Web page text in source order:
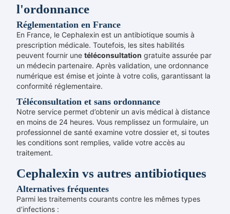
l'ordonnance
Réglementation en France
En France, le Cephalexin est un antibiotique soumis à
prescription médicale. Toutefois, les sites habilités
peuvent fournir une téléconsultation gratuite assurée par
un médecin partenaire. Après validation, une ordonnance
numérique est émise et jointe à votre colis, garantissant la
conformité réglementaire.
Téléconsultation et sans ordonnance
Notre service permet d’obtenir un avis médical à distance
en moins de 24 heures. Vous remplissez un formulaire, un
professionnel de santé examine votre dossier et, si toutes
les conditions sont remplies, valide votre accès au
traitement.
Cephalexin vs autres antibiotiques
Alternatives fréquentes
Parmi les traitements courants contre les mêmes types
d’infections :